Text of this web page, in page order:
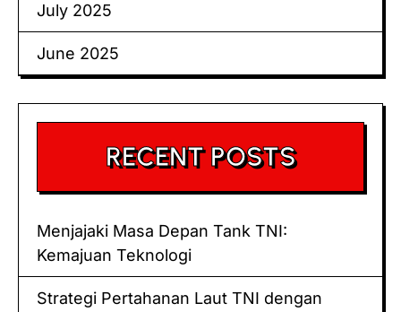
July 2025
June 2025
RECENT POSTS
Menjajaki Masa Depan Tank TNI:
Kemajuan Teknologi
Strategi Pertahanan Laut TNI dengan